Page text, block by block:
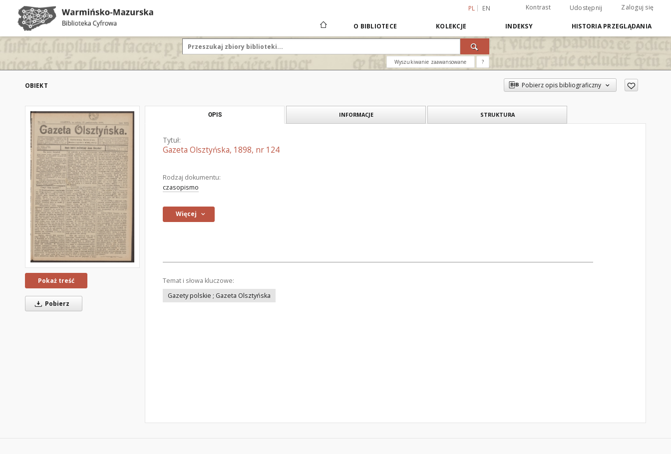
PL EN Kontrast Udostępnij Zaloguj się
O BIBLIOTECE KOLEKCJE INDEKSY HISTORIA PRZEGLĄDANIA
Wyszukiwanie zaawansowane ?
OBIEKT Pobierz opis bibliograficzny
Pokaż treść
Pobierz
OPIS INFORMACJE STRUKTURA
Tytuł:
Gazeta Olsztyńska, 1898, nr 124
Rodzaj dokumentu:
czasopismo
Więcej
Temat i słowa kluczowe:
Gazety polskie ; Gazeta Olsztyńska